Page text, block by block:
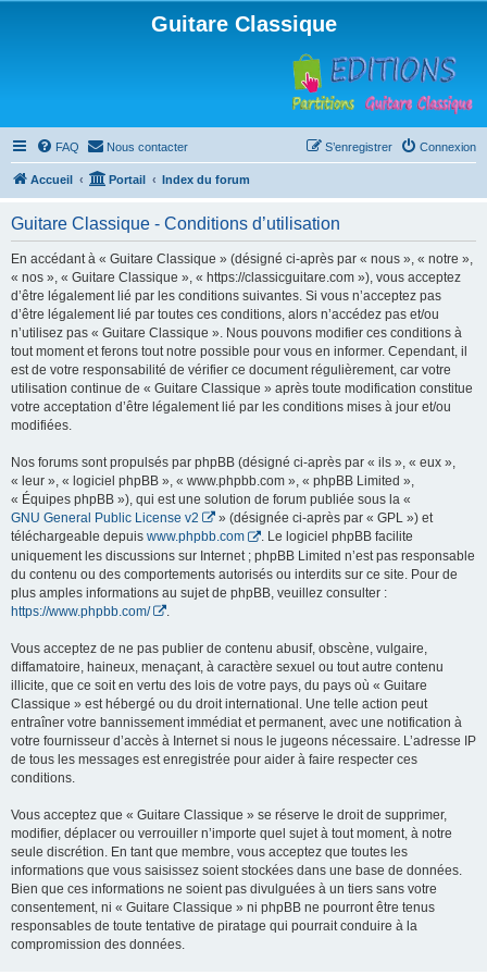
Guitare Classique
FAQ Nous contacter Connexion
S’enregistrer
Accueil Portail Index du forum
Guitare Classique - Conditions d’utilisation
En accédant à « Guitare Classique » (désigné ci-après par « nous », « notre »,
« nos », « Guitare Classique », « https://classicguitare.com »), vous acceptez
d’être légalement lié par les conditions suivantes. Si vous n’acceptez pas
d’être légalement lié par toutes ces conditions, alors n’accédez pas et/ou
n’utilisez pas « Guitare Classique ». Nous pouvons modifier ces conditions à
tout moment et ferons tout notre possible pour vous en informer. Cependant, il
est de votre responsabilité de vérifier ce document régulièrement, car votre
utilisation continue de « Guitare Classique » après toute modification constitue
votre acceptation d’être légalement lié par les conditions mises à jour et/ou
modifiées.
Nos forums sont propulsés par phpBB (désigné ci-après par « ils », « eux »,
« leur », « logiciel phpBB », « www.phpbb.com », « phpBB Limited »,
« Équipes phpBB »), qui est une solution de forum publiée sous la «
GNU General Public License v2
» (désignée ci-après par « GPL ») et
téléchargeable depuis www.phpbb.com
. Le logiciel phpBB facilite
uniquement les discussions sur Internet ; phpBB Limited n’est pas responsable
du contenu ou des comportements autorisés ou interdits sur ce site. Pour de
plus amples informations au sujet de phpBB, veuillez consulter :
https://www.phpbb.com/
Vous acceptez de ne pas publier de contenu abusif, obscène, vulgaire,
diffamatoire, haineux, menaçant, à caractère sexuel ou tout autre contenu
illicite, que ce soit en vertu des lois de votre pays, du pays où « Guitare
Classique » est hébergé ou du droit international. Une telle action peut
entraîner votre bannissement immédiat et permanent, avec une notification à
votre fournisseur d’accès à Internet si nous le jugeons nécessaire. L’adresse IP
de tous les messages est enregistrée pour aider à faire respecter ces
conditions.
Vous acceptez que « Guitare Classique » se réserve le droit de supprimer,
modifier, déplacer ou verrouiller n’importe quel sujet à tout moment, à notre
seule discrétion. En tant que membre, vous acceptez que toutes les
informations que vous saisissez soient stockées dans une base de données.
Bien que ces informations ne soient pas divulguées à un tiers sans votre
consentement, ni « Guitare Classique » ni phpBB ne pourront être tenus
responsables de toute tentative de piratage qui pourrait conduire à la
compromission des données.